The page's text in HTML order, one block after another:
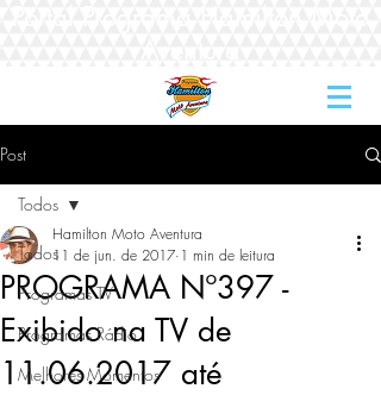
Post
Todos
Programas TV
Programas Rádio
Melhores Momentos
Todos
PROGRAMA Nº397 -
Exibido na TV de
11.06.2017 até
Hamilton Moto Aventura
11 de jun. de 2017 1 min de leitura